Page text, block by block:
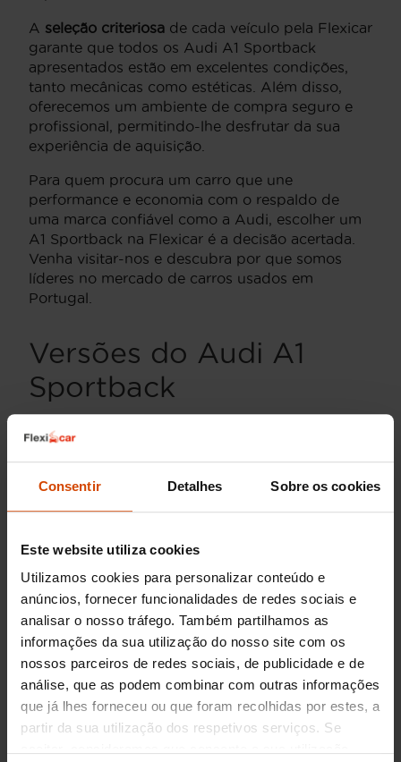
Consentir Detalhes Sobre os cookies
Este website utiliza cookies
Utilizamos cookies para personalizar conteúdo e
anúncios, fornecer funcionalidades de redes sociais e
analisar o nosso tráfego. Também partilhamos as
informações da sua utilização do nosso site com os
nossos parceiros de redes sociais, de publicidade e de
análise, que as podem combinar com outras informações
que já lhes forneceu ou que foram recolhidas por estes, a
partir da sua utilização dos respetivos serviços. Se
A seleção criteriosa de cada veículo pela Flexicar
garante que todos os Audi A1 Sportback
apresentados estão em excelentes condições,
tanto mecânicas como estéticas. Além disso,
oferecemos um ambiente de compra seguro e
profissional, permitindo-lhe desfrutar da sua
experiência de aquisição.
Para quem procura um carro que une
performance e economia com o respaldo de
uma marca confiável como a Audi, escolher um
A1 Sportback na Flexicar é a decisão acertada.
Venha visitar-nos e descubra por que somos
líderes no mercado de carros usados em
Portugal.
Versões do Audi A1
Sportback
O Audi A1 Sportback é oferecido em várias
versões no mercado de usados, cada uma tendo
diferentes necessidades. Entre as opções mais
populares encontramos:
Audi A1 Sportback 25 TFSI
ideal para quem procura eficiência de
combustível e facilidade de condução
urbana.
Audi A1 Sportback 30 TFSI: Com um motor
um pouco mais potente de 1.0 litro turbo,
oferece um equilíbrio interessante entre
desempenho e economia.
Audi A1 Sportback 35 TFSI : Equipado com
um motor de 1.5 litros, esta versão apresenta